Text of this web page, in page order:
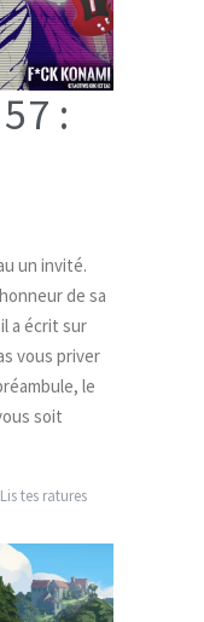
:
un invité.
de sa
a écrit sur
vous priver
le
soit
Lis tes ratures